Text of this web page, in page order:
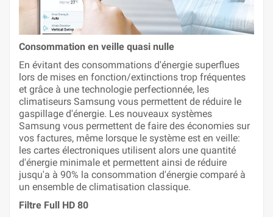
Consommation en veille quasi nulle
En évitant des consommations d'énergie superflues
lors de mises en fonction/extinctions trop fréquentes
et grâce à une technologie perfectionnée, les
climatiseurs Samsung vous permettent de réduire le
gaspillage d'énergie. Les nouveaux systèmes
Samsung vous permettent de faire des économies sur
vos factures, même lorsque le système est en veille:
les cartes électroniques utilisent alors une quantité
d'énergie minimale et permettent ainsi de réduire
jusqu'a à 90% la consommation d'énergie comparé à
un ensemble de climatisation classique.
Filtre Full HD 80